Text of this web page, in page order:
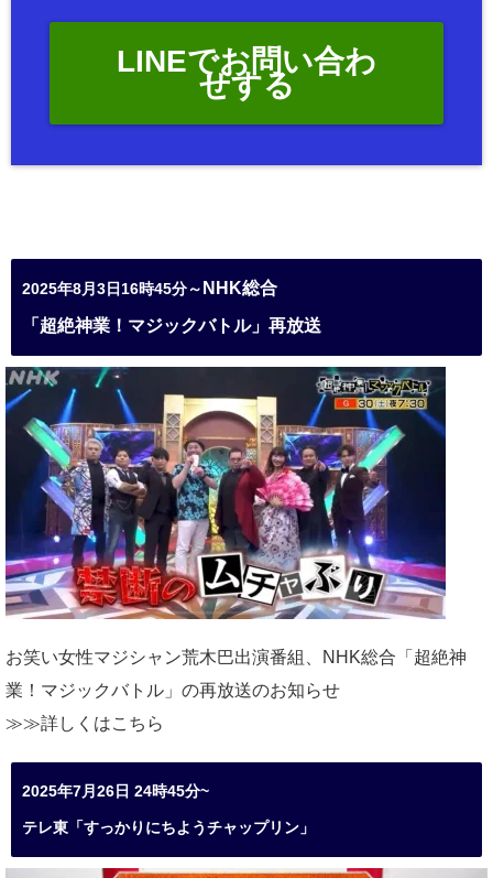
LINEでお問い合わ
せする
2025年8月3日16時45分～ NHK総合
「超絶神業！マジックバトル」再放送
お笑い女性マジシャン荒木巴出演番組、
NHK総合「超絶神
業！マジックバトル」の再放送のお知らせ
≫≫詳しくはこちら
2025年7月26日 24時45分~
テレ東「すっかりにちようチャップリン」